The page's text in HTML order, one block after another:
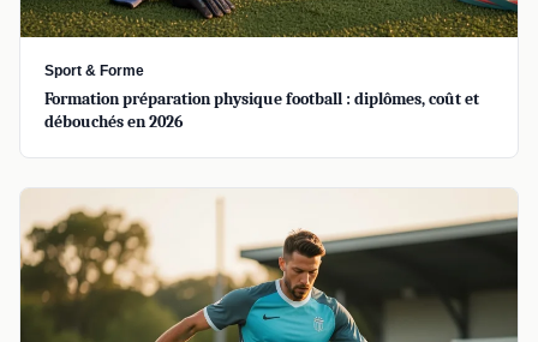
Sport & Forme
Formation préparation physique football : diplômes, coût et
débouchés en 2026